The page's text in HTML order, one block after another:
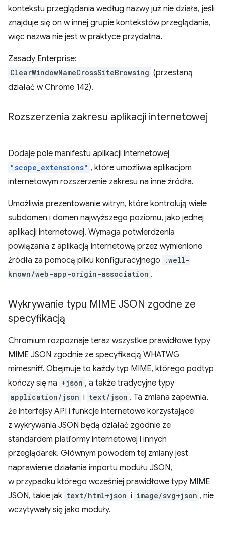
kontekstu przeglądania według nazwy już nie działa, jeśli
znajduje się on w innej grupie kontekstów przeglądania,
więc nazwa nie jest w praktyce przydatna.
Zasady Enterprise:
ClearWindowNameCrossSiteBrowsing (przestaną
działać w Chrome 142).
Rozszerzenia zakresu aplikacji internetowej
Dodaje pole manifestu aplikacji internetowej
"scope_extensions" , które umożliwia aplikacjom
internetowym rozszerzenie zakresu na inne źródła.
Umożliwia prezentowanie witryn, które kontrolują wiele
subdomen i domen najwyższego poziomu, jako jednej
aplikacji internetowej. Wymaga potwierdzenia
powiązania z aplikacją internetową przez wymienione
źródła za pomocą pliku konfiguracyjnego
.well-
known/web-app-origin-association .
Wykrywanie typu MIME JSON zgodne ze
specyfikacją
Chromium rozpoznaje teraz wszystkie prawidłowe typy
MIME JSON zgodnie ze specyfikacją WHATWG
mimesniff. Obejmuje to każdy typ MIME, którego podtyp
kończy się na +json , a także tradycyjne typy
application/json i text/json . Ta zmiana zapewnia,
że interfejsy API i funkcje internetowe korzystające
z wykrywania JSON będą działać zgodnie ze
standardem platformy internetowej i innych
przeglądarek. Głównym powodem tej zmiany jest
naprawienie działania importu modułu JSON,
w przypadku którego wcześniej prawidłowe typy MIME
JSON, takie jak text/html+json i image/svg+json , nie
wczytywały się jako moduły.